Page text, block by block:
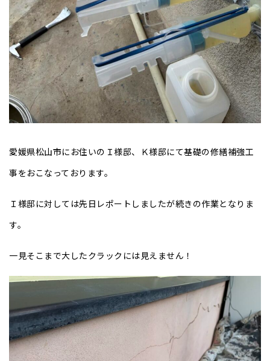
愛媛県松山市にお住いのＩ様邸、Ｋ様邸にて基礎の修繕補強工
事をおこなっております。
Ｉ様邸に対しては先日レポートしましたが続きの作業となりま
す。
一見そこまで大したクラックには見えません！